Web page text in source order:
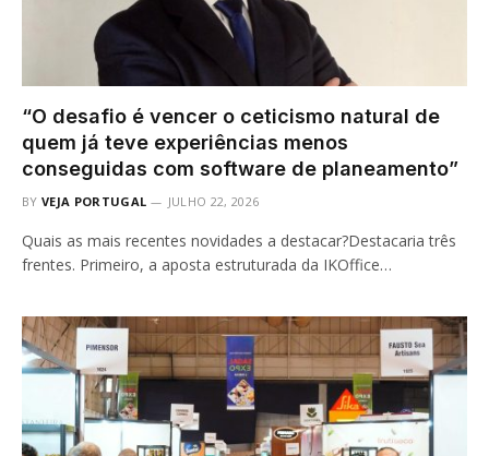
“O desafio é vencer o ceticismo natural de
quem já teve experiências menos
conseguidas com software de planeamento”
BY VEJA PORTUGAL JULHO 22, 2026
Quais as mais recentes novidades a destacar?Destacaria três
frentes. Primeiro, a aposta estruturada da IKOffice…